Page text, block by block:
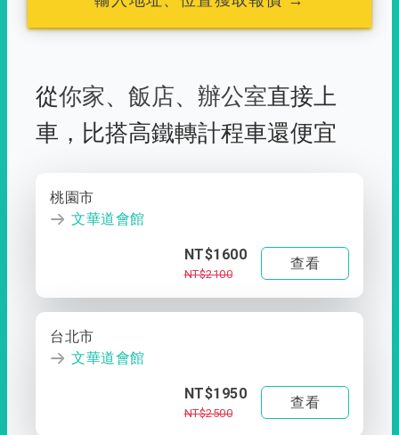
從你家、 飯店、 辦公室直接上
車， 比搭高鐵轉計程車還便宜
桃園市
文華道會館
NT$1600
NT$2100
查看
台北市
文華道會館
NT$1950
NT$2500
查看